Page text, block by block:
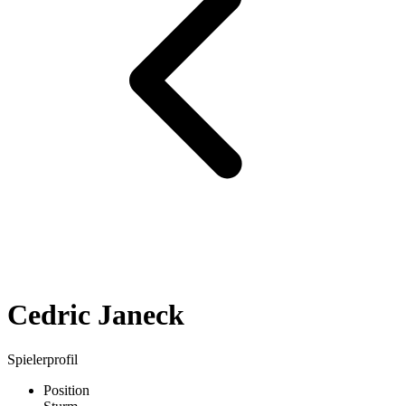
Cedric Janeck
Spielerprofil
Position